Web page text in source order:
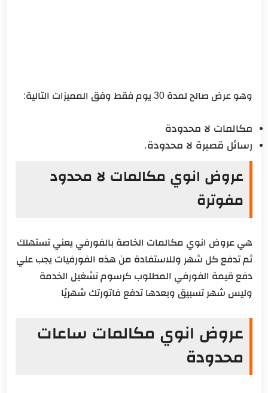
وهو عرض صالح لمدة 30 يوم فقط وفق المميزات التالية:
مكالمات لا محدودة
رسائل قصيرة لا محدودة.
عروض انوي مكالمات لا محدود
مفوترة
هي عروض انوي مكالمات الخاصة بالفورفي يعني تستهلك
ثم تدفع كل شهر وللاستفادة من هذه الفورفيات يجب علي
دفع قيمة الفورفي المطلوب كرسوم تشغيل الخدمة
وليس شهر تسبيق وبعدها تدفع فاتورتك شهريًا
عروض انوي مكالمات ساعات
محدودة